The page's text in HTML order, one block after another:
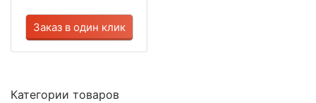
Заказ в один клик
Категории товаров